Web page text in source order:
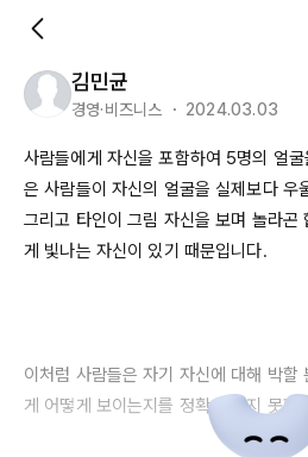
김민균
경영·비즈니스 ・ 2024.03.03
사람들에게 자신을 포함하여 5명의 얼
은 사람들이 자신의 얼굴을 실제보다 우
그리고 타인이 그림 자신을 보며 놀라곤
게 빛나는 자신이 있기 때문입니다.
이처럼 사람들은 자기 자신에 대해 박할
게 어떻게 보이는지를 정확히 알지 못합